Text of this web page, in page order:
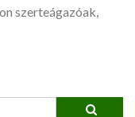
szerteágazóak,